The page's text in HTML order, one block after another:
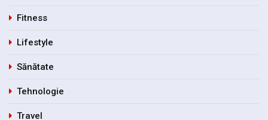
Fitness
Lifestyle
Sănătate
Tehnologie
Travel